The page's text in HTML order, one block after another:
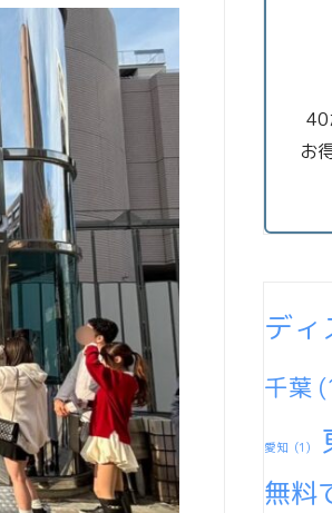
40
お
ディ
千葉
愛知 (1)
無料